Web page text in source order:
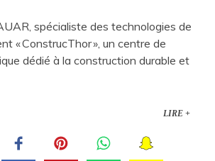
spécialiste des technologies de
« ConstrucThor », un centre de
dédié à la construction durable et
LIRE +